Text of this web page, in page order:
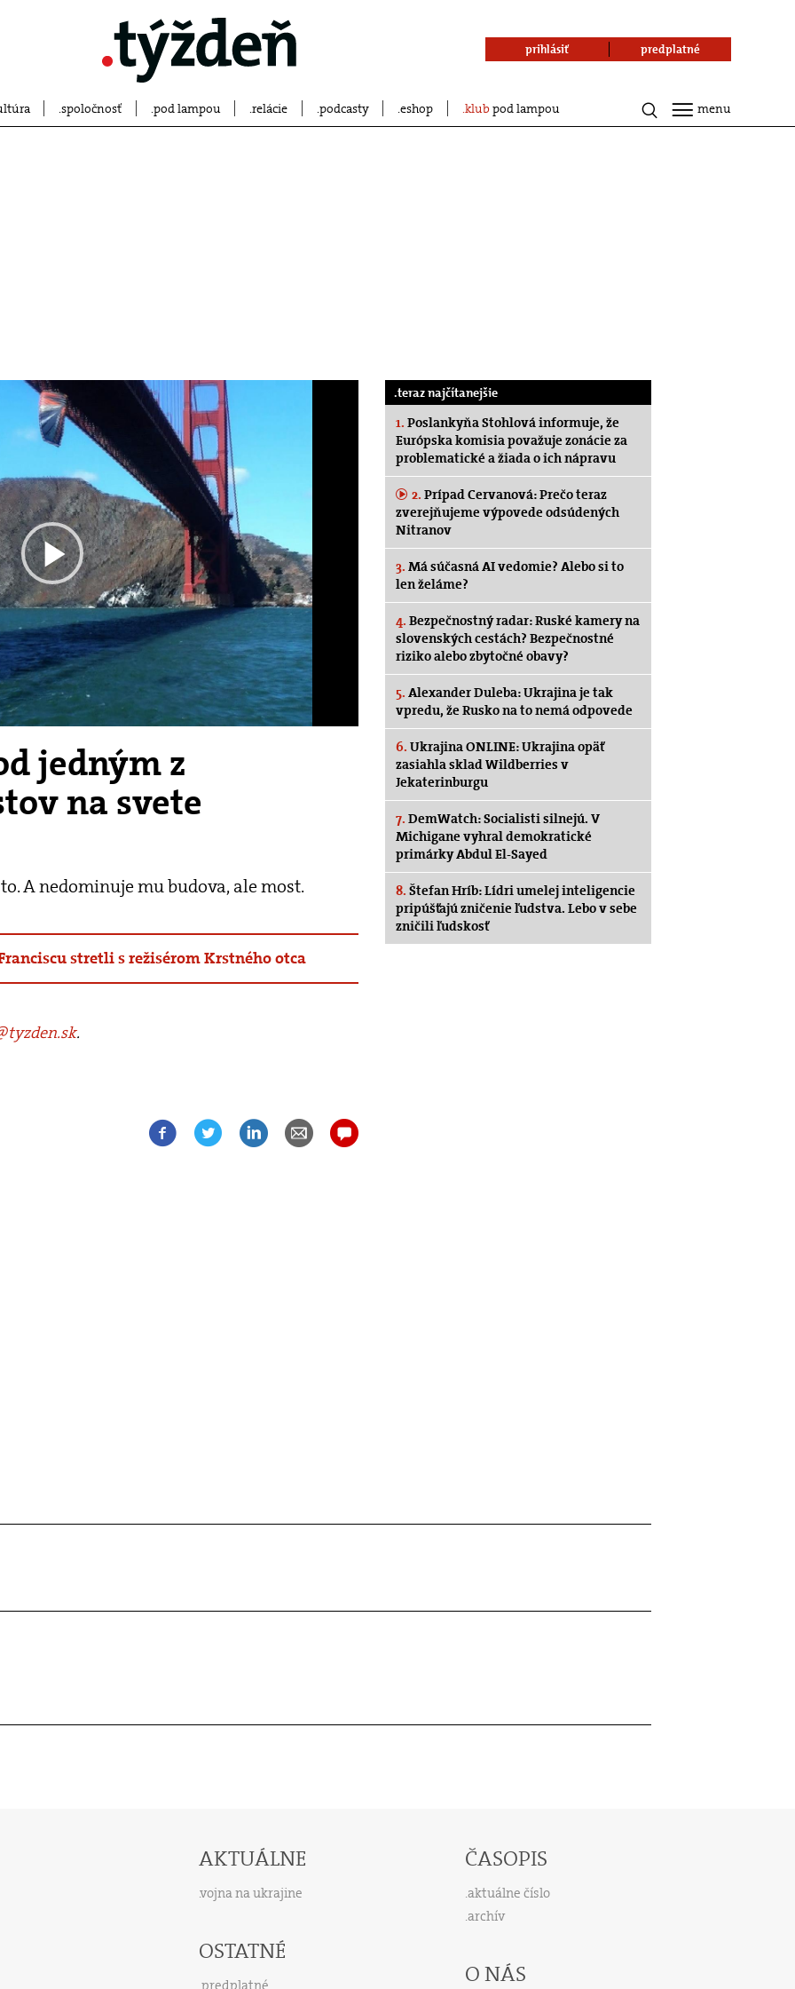
spoločnosť pod lampou relácie podcasty eshop klubpod lampou
prihlásiť predplatné
menu
Play
Video
jedným z
na svete
A nedominuje mu budova, ale most.
stretli s režisérom Krstného otca
.
.teraz najčítanejšie
1. Poslankyňa Stohlová informuje, že
Európska komisia považuje zonácie za
problematické a žiada o ich nápravu
2. Prípad Cervanová: Prečo teraz
zverejňujeme výpovede odsúdených
Nitranov
3. Má súčasná AI vedomie? Alebo si to
len želáme?
4. Bezpečnostný radar: Ruské kamery na
slovenských cestách? Bezpečnostné
riziko alebo zbytočné obavy?
5. Alexander Duleba: Ukrajina je tak
vpredu, že Rusko na to nemá odpovede
6. Ukrajina ONLINE: Ukrajina opäť
zasiahla sklad Wildberries v
Jekaterinburgu
7. DemWatch: Socialisti silnejú. V
Michigane vyhral demokratické
primárky Abdul El-Sayed
8. Štefan Hríb: Lídri umelej inteligencie
pripúšťajú zničenie ľudstva. Lebo v sebe
zničili ľudskosť
AKTUÁLNE
vojna na ukrajine
OSTATNÉ
predplatné
ČASOPIS
aktuálne číslo
archív
O NÁS